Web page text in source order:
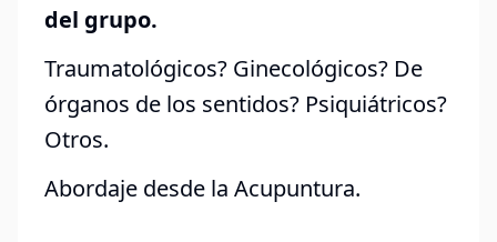
del grupo.
Traumatológicos? Ginecológicos? De
órganos de los sentidos? Psiquiátricos?
Otros.
Abordaje desde la Acupuntura.